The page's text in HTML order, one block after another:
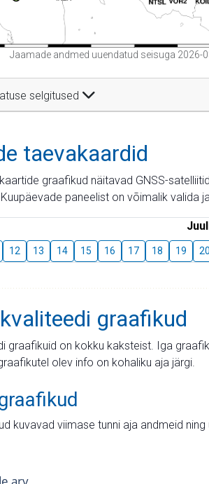
Jaamade andmed uuendatud seisuga 2026-
selgitused
taevakaardid
graafikud näitavad GNSS-
paneelist on võimalik valida
12 13 14 15 16 17 18 19 20
graafikud
graafikuid on kokku kaksteist. Iga
olev info on kohaliku aja järgi.
kuvavad viimase tunni aja andmeid ning